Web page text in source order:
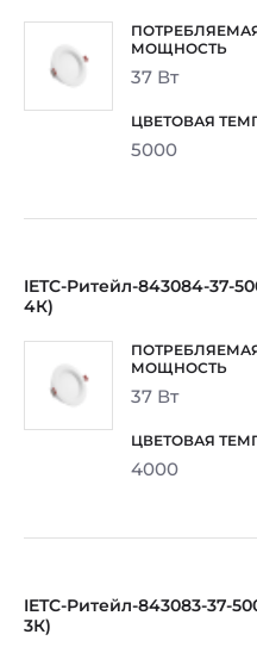
37 Вт
5000
IETC-Ритейл-843084-37-
4К)
37 Вт
4000
IETC-Ритейл-843083-37-
3К)